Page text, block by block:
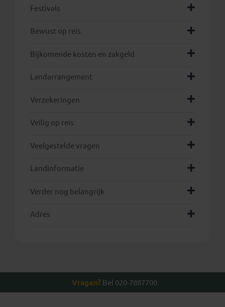
Festivals
Bewust op reis
Bijkomende kosten en zakgeld
Landarrangement
Verzekeringen
Veilig op reis
Veelgestelde vragen
Landinformatie
Verder nog belangrijk
Adres
Vragen? Bel 020-7887700